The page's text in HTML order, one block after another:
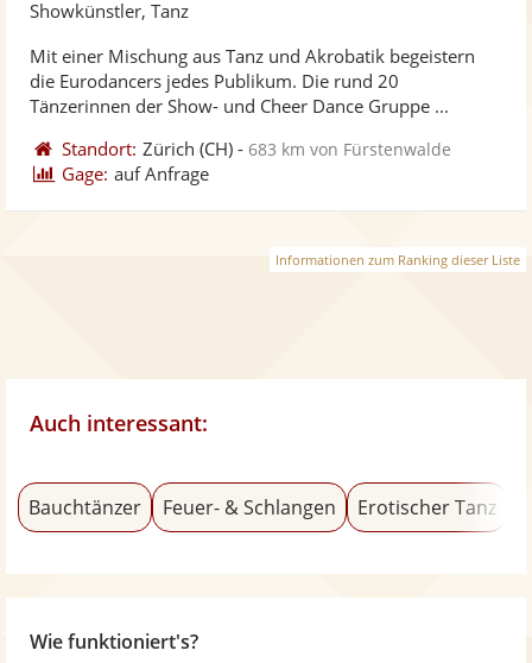
Fotos
Showkünstler, Tanz
Mit einer Mischung aus Tanz und Akrobatik begeistern
die Eurodancers jedes Publikum. Die rund 20
Tänzerinnen der Show- und Cheer Dance Gruppe ...
Standort: Zürich (CH) -683 km von Fürstenwalde
Gage: auf Anfrage
Informationen zum Ranking dieser Liste
Auch interessant:
Bauchtänzer Feuer- & Schlangen Erotischer Tanz
Wie funktioniert's?